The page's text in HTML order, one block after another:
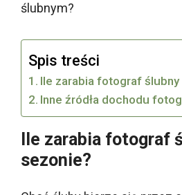
ślubnym?
Spis treści
Ile zarabia fotograf ślubny
Inne źródła dochodu
Ile zarabia fotograf
sezonie?